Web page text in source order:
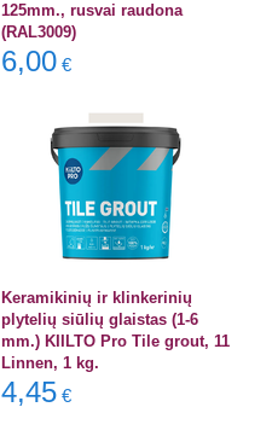
125mm., rusvai raudona
(RAL3009)
6,00 €
Keramikinių ir klinkerinių
plytelių siūlių glaistas (1-6
mm.) KIILTO Pro Tile grout, 11
Linnen, 1 kg.
4,45 €